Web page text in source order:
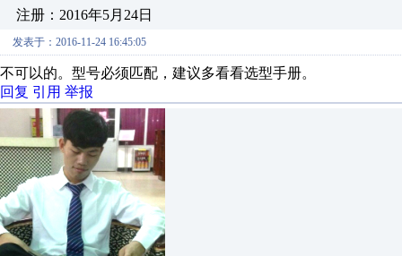
注册：2016年5月24日
发表于：2016-11-24 16:45:05
不可以的。型号必须匹配，建议多看看选型手册。
回复 引用 举报